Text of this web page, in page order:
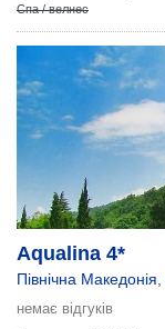
Спа / велнес
Aqualina 4*
Північна Македонія
немає відгуків